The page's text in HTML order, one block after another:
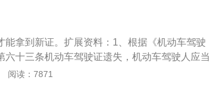
证是一种具有一定格式的行为，必须由专门机
能拿到新证。扩展资料：1、根据《机动车驾驶
六十三条机动车驾驶证遗失，机动车驾驶人应当
以外车辆管理所申请补发。申请时应当填写申
阅读：7871